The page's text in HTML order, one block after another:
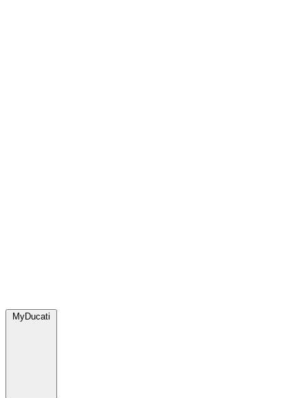
MyDucati